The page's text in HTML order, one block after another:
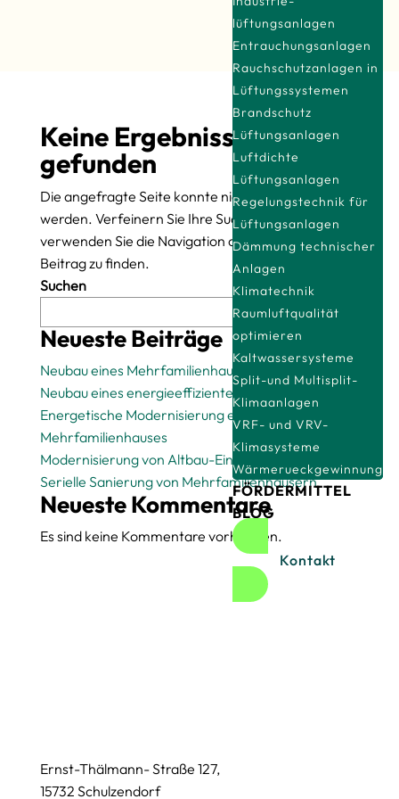
lüftungsanlagen
Entrauchungsanlagen
Rauchschutzanlagen in
Lüftungssystemen
Brandschutz
Lüftungsanlagen
Luftdichte
Lüftungsanlagen
Regelungstechnik für
Lüftungsanlagen
Dämmung technischer
Anlagen
Klimatechnik
Raumluftqualität
optimieren
Kaltwassersysteme
Split-und Multisplit-
Klimaanlagen
VRF- und VRV-
Klimasysteme
Wärmerueckgewinnung
FÖRDERMITTEL
BLOG
Kontakt
Keine Ergebnisse
gefunden
Die angefragte Seite konnte nicht gefunden
werden. Verfeinern Sie Ihre Suche oder
verwenden Sie die Navigation oben, um den
Beitrag zu finden.
Suchen
Suchen
Neueste Beiträge
Neubau eines Mehrfamilienhauses
Neubau eines energieeffizienten Einfamilienhauses
Energetische Modernisierung eines
Mehrfamilienhauses
Modernisierung von Altbau-Einfamilienhäusern
Serielle Sanierung von Mehrfamilienhäusern
Neueste Kommentare
Es sind keine Kommentare vorhanden.
Ernst-Thälmann- Straße 127,
15732 Schulzendorf